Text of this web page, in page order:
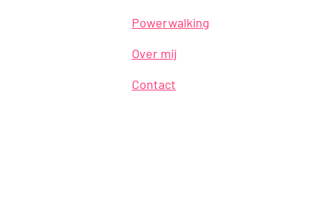
Powerwalking
Over mij
Contact